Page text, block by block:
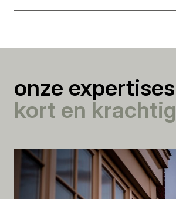
onze expertises
kort en krachtig